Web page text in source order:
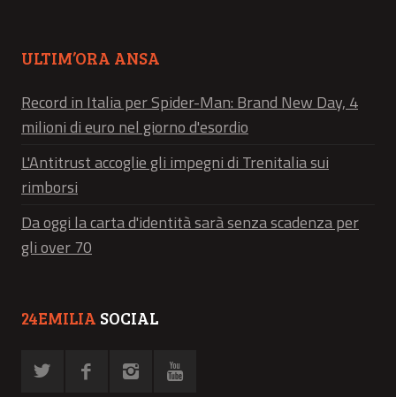
ULTIM’ORA ANSA
Record in Italia per Spider-Man: Brand New Day, 4
milioni di euro nel giorno d'esordio
L'Antitrust accoglie gli impegni di Trenitalia sui
rimborsi
Da oggi la carta d'identità sarà senza scadenza per
gli over 70
24EMILIA SOCIAL